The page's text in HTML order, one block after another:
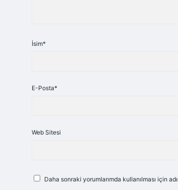
İsim*
E-Posta*
Web Sitesi
Daha sonraki yorumlarımda kullanılması için